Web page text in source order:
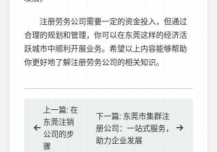
注册劳务公司需要一定的资金投入，但通过
合理的规划和管理，你可以在东莞这样的经济活
跃城市中顺利开展业务。希望以上内容能够帮助
你更好地了解注册劳务公司的相关知识。
上一篇: 在
东莞注销
公司的步
骤
下一篇: 东莞市集群注
册公司：一站式服务，
助力企业发展